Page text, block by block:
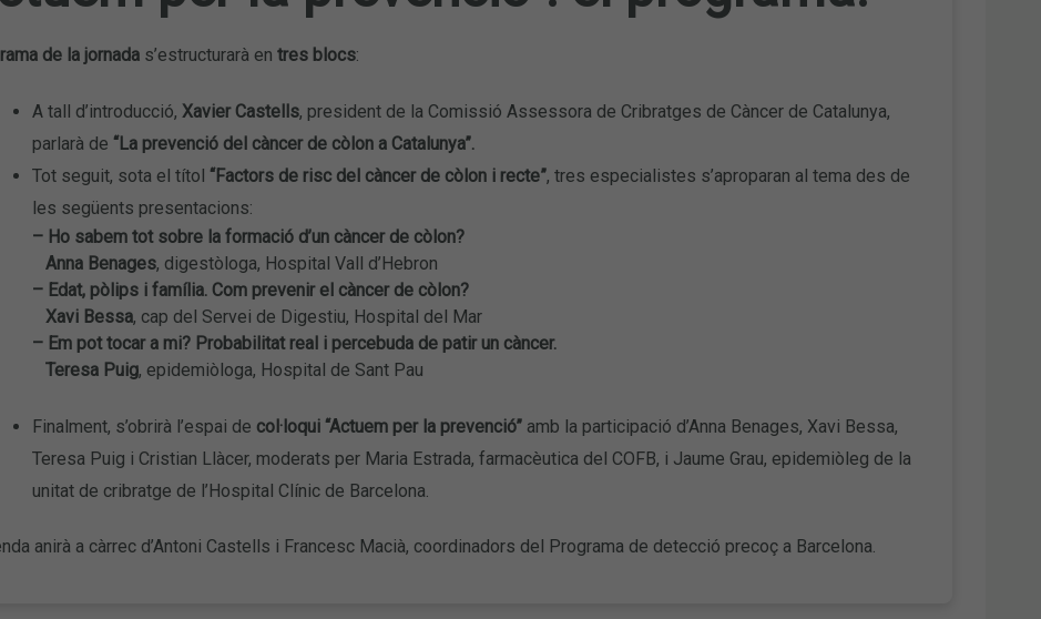
de la jornadas’estructurarà en tres blocs:
A tall d’introducció, Xavier Castells, president de la Comissió Assessora de Cribratges de Càncer de Catalunya,
parlarà de “La prevenció del càncer de còlon a Catalunya”.
Tot seguit, sota el títol “Factors de risc del càncer de còlon i recte”, tres especialistes s’aproparan al tema des de
les següents presentacions:
– Ho sabem tot sobre la formació d’un càncer de còlon?
Anna Benages, digestòloga, Hospital Vall d’Hebron
– Edat, pòlips i família. Com prevenir el càncer de còlon?
Xavi Bessa, cap del Servei de Digestiu, Hospital del Mar
– Em pot tocar a mi? Probabilitat real i percebuda de patir un càncer.
Teresa Puig, epidemiòloga, Hospital de Sant Pau
Finalment, s’obrirà l’espai de col·loqui “Actuem per la prevenció”amb la participació d’Anna Benages, Xavi Bessa,
Teresa Puig i Cristian Llàcer, moderats per Maria Estrada, farmacèutica del COFB, i Jaume Grau, epidemiòleg de la
unitat de cribratge de l’Hospital Clínic de Barcelona.
anirà a càrrec d’Antoni Castells i Francesc Macià, coordinadors del Programa de detecció precoç a Barcelona.